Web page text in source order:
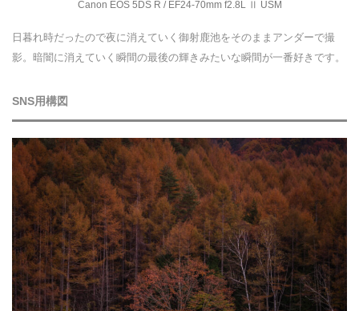
Canon EOS 5DS R / EF24-70mm f2.8L Ⅱ USM
日暮れ時だったので夜に消えていく御射鹿池をそのままアンダーで撮
影。暗闇に消えていく瞬間の最後の輝きみたいな瞬間が一番好きです。
SNS用構図